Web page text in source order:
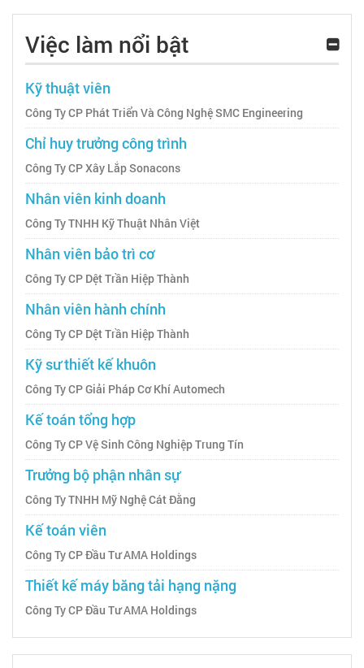
Việc làm nổi bật
Kỹ thuật viên
Công Ty CP Phát Triển Và Công Nghệ SMC Engineering
Chỉ huy trưởng công trình
Công Ty CP Xây Lắp Sonacons
Nhân viên kinh doanh
Công Ty TNHH Kỹ Thuật Nhân Việt
Nhân viên bảo trì cơ
Công Ty CP Dệt Trần Hiệp Thành
Nhân viên hành chính
Công Ty CP Dệt Trần Hiệp Thành
Kỹ sư thiết kế khuôn
Công Ty CP Giải Pháp Cơ Khí Automech
Kế toán tổng hợp
Công Ty CP Vệ Sinh Công Nghiệp Trung Tín
Trưởng bộ phận nhân sự
Công Ty TNHH Mỹ Nghệ Cát Đằng
Kế toán viên
Công Ty CP Đầu Tư AMA Holdings
Thiết kế máy băng tải hạng nặng
Công Ty CP Đầu Tư AMA Holdings